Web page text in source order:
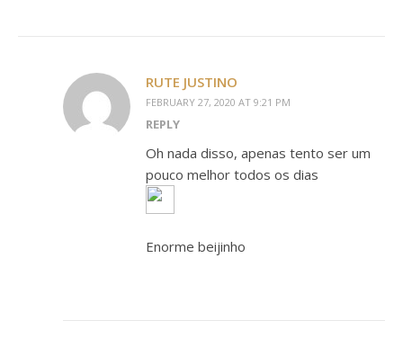
RUTE JUSTINO
FEBRUARY 27, 2020 AT 9:21 PM
REPLY
Oh nada disso, apenas tento ser um
pouco melhor todos os dias
Enorme beijinho